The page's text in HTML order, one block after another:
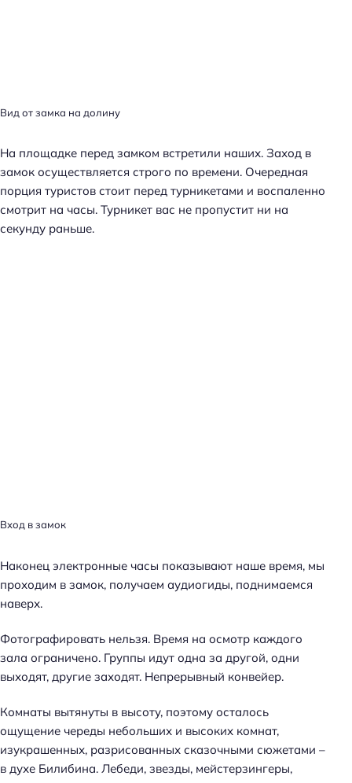
Вид от замка на долину
На площадке перед замком встретили наших. Заход в
замок осуществляется строго по времени. Очередная
порция туристов стоит перед турникетами и воспаленно
смотрит на часы. Турникет вас не пропустит ни на
секунду раньше.
Вход в замок
Наконец электронные часы показывают наше время, мы
проходим в замок, получаем аудиогиды, поднимаемся
наверх.
Фотографировать нельзя. Время на осмотр каждого
зала ограничено. Группы идут одна за другой, одни
выходят, другие заходят. Непрерывный конвейер.
Комнаты вытянуты в высоту, поэтому осталось
ощущение череды небольших и высоких комнат,
изукрашенных, разрисованных сказочными сюжетами –
в духе Билибина. Лебеди, звезды, мейстерзингеры,